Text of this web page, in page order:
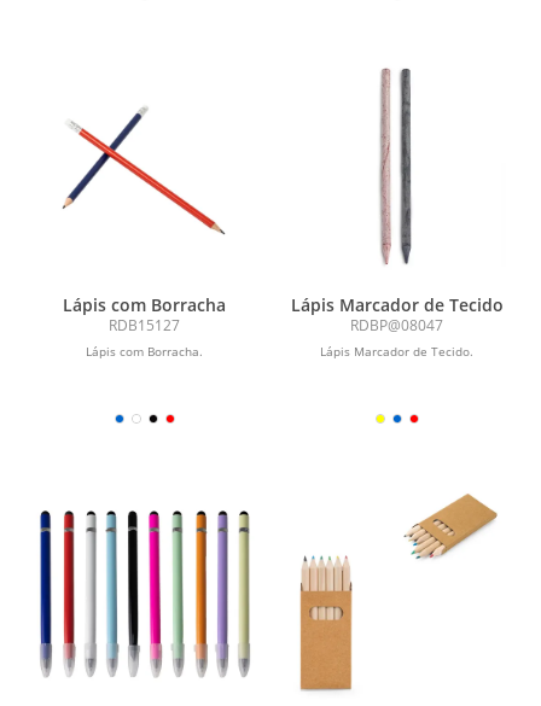
Lápis com Borracha
RDB15127
Lápis com Borracha.
Lápis Marcador de Tecido
RDBP@08047
Lápis Marcador de Tecido.